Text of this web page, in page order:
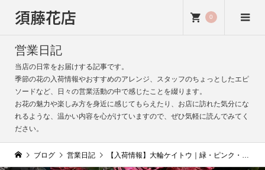
須藤花店 0
営業日記
当店の日常をお届けする記事です。
季節の花の入荷情報やおすすめのアレンジ、スタッフのちょっとしたエピ
ソードなど、日々の営業活動の中で感じたことを綴ります。
お花の魅力や楽しみ方を身近に感じてもらえたり、お店に訪れた気分にな
れるような、温かい内容を心がけていますので、ぜひ気軽に読んでみてく
ださい。
ブログ 営業日記 【入荷情報】大輪ケイトウ｜緑・ピンク・オレンジの華やかな秋の花材｜大きな花姿で存在感あり